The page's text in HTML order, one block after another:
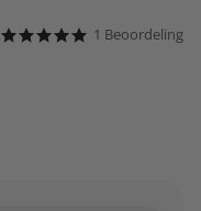
4,4 van 5
5.0 star rating1 Beoordeling